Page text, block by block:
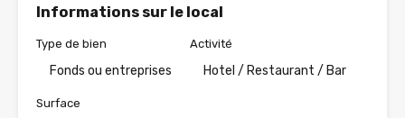
Informations sur le local
Type de bien
Fonds ou entreprises
Activité
Hotel / Restaurant / Bar
Surface